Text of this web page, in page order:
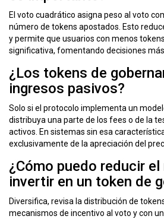
El voto cuadrático asigna peso al voto
número de tokens apostados. Esto
y permite que usuarios con menos
significativa, fomentando decisiones
¿Los tokens de
ingresos pasivos?
Solo si el protocolo implementa un
distribuya una parte de los fees o de la
activos. En sistemas sin esa
exclusivamente de la apreciación del
¿Cómo puedo reducir el
invertir en un token de
Diversifica, revisa la distribución de
mecanismos de incentivo al voto y con